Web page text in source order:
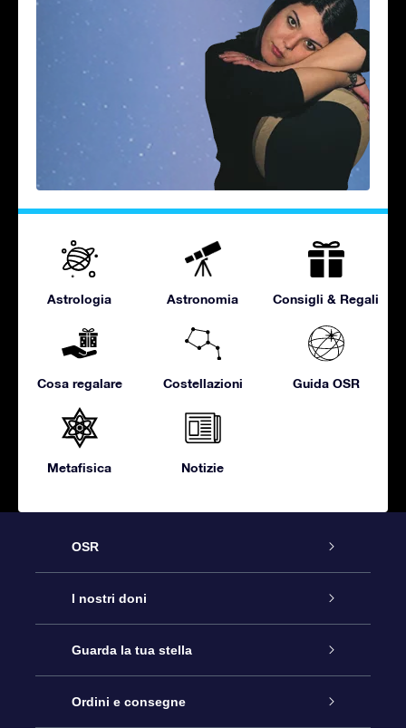
Astrologia Astronomia Consigli & Regali
Cosa regalare Costellazioni Guida OSR
Metafisica Notizie
OSR
Assistenza
Contattaci
Blog
I nostri doni
Online Star Gift
Pacchetto regalo OSR
Guarda la tua stella
Registro stellare
Ordini e consegne